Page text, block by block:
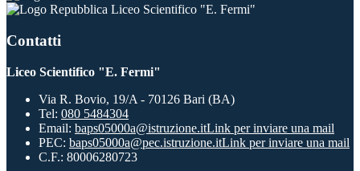
Liceo Scientifico "E. Fermi"
Contatti
Liceo Scientifico "E. Fermi"
Via R. Bovio, 19/A - 70126 Bari (BA)
Tel: 080 5484304
Email: baps05000a@istruzione.itLink per inviare una mail
PEC: baps05000a@pec.istruzione.itLink per inviare una mail
C.F.: 80006280723